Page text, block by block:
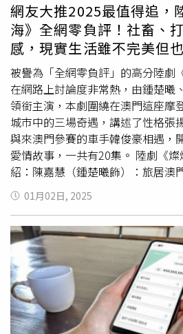
網友大推2025最值得追，
海》全網零負評！社畜、
感，現實生活雖不完美但
被譽為「全網零負評」的高分陸劇
在網路上討論度非常熱，由鍾楚曦
領銜主演，本劇圍繞在澳門這座摩
城市中的三場奇遇，講述了性格張
與來澳門參賽的車手韓俊豪相遇，
愛情故事，一共有20集。 陸劇《燦爛的風和海》角色介
紹：陳嘉慧（鍾楚曦飾）：旅居澳
秘的藝術策展人，在澳門這所文化
對夢想和愛的重新認知，與賽車手
（圖／取自 《燦爛的風和海》官
飾）：職業賽車手來到澳門參加國
職業生涯黃金期，但他卻覺得自己
個勝負，對陳嘉慧一見鐘情。（圖
海》官方微博）徐君樂（孫陽飾）
暖，是大家眼中的斜槓青年、澳門
的他也正經歷著最艱難的人生抉擇
01月02日, 2025